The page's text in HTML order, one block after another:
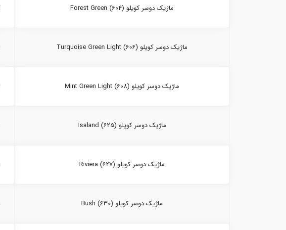
ماژیک دوسر کویلو Forest Green (604)
ماژیک دوسر کویلو Turquoise Green Light (606)
ماژیک دوسر کویلو Mint Green Light (608)
ماژیک دوسر کویلو Isaland (625)
ماژیک دوسر کویلو Riviera (627)
ماژیک دوسر کویلو Bush (630)